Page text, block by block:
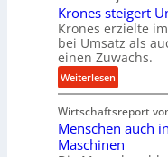
e
n
s
o
r
e
n
e
t
r
i
b
u
n
d
ä
z
i
s
e
u
n
d
l
Krones steigert
Krones erzielte
bei Umsatz als
einen Zuwachs.
Weiterlesen:
K
r
o
n
Wirtschaftsreport
Menschen auch
Maschinen